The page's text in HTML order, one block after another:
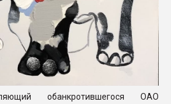
обанкротившегося ОАО